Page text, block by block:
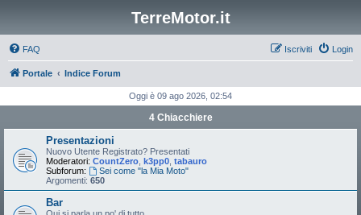
TerreMotor.it
FAQ Login
Iscriviti
Portale Indice Forum
Oggi è 09 ago 2026, 02:54
4 Chiacchiere
Presentazioni
Nuovo Utente Registrato? Presentati
Moderatori: CountZero k3pp0 tabauro
Subforum:
Sei come "la Mia Moto"
Argomenti: 650
Bar